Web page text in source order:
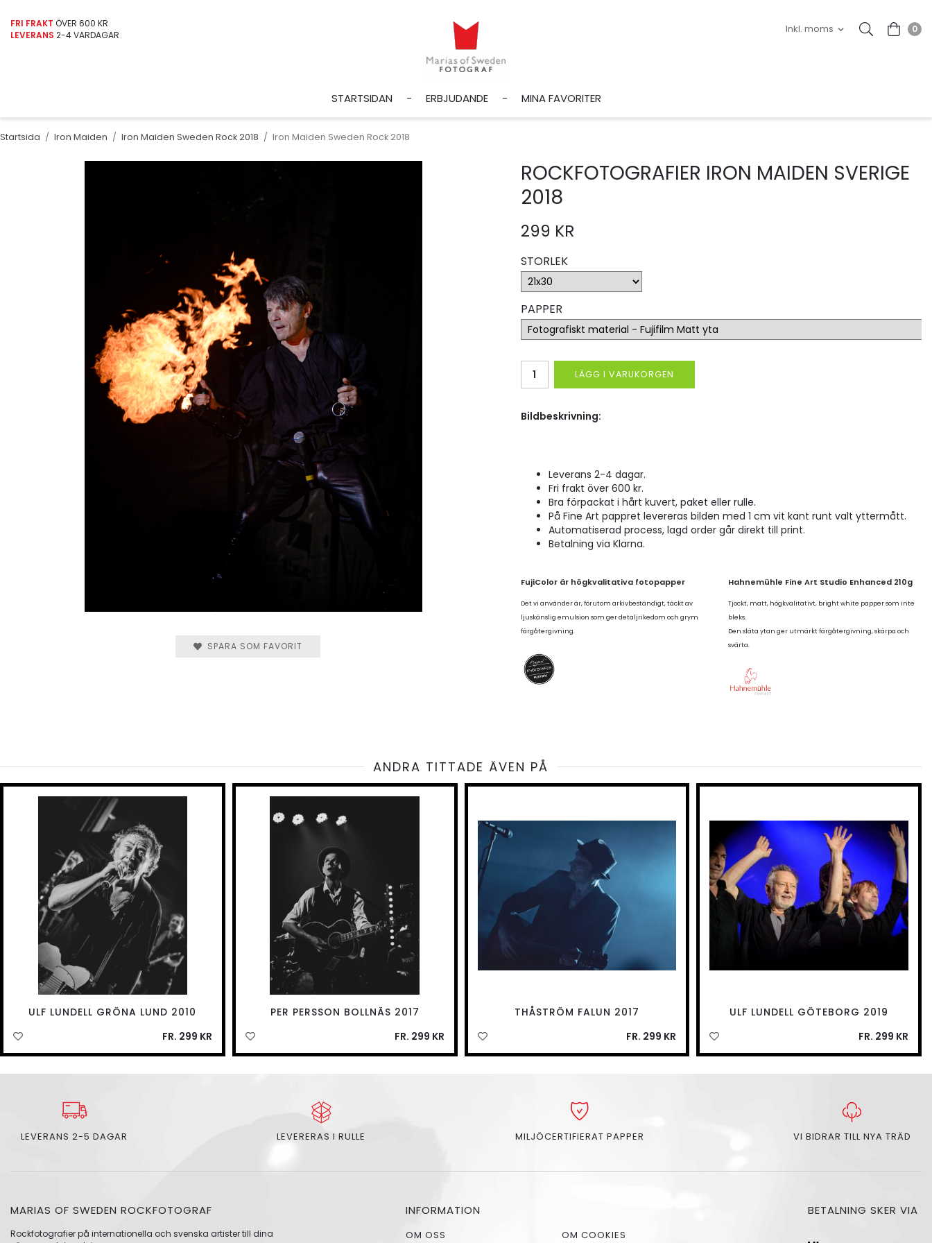
FRI FRAKT ÖVER 600 KR
LEVERANS 2-4 VARDAGAR
0
STARTSIDAN ERBJUDANDE MINA FAVORITER
Startsida / Iron Maiden / Iron Maiden Sweden Rock 2018 / Iron Maiden Sweden Rock 2018
ROCKFOTOGRAFIER IRON MAIDEN SVERIGE
2018
299 KR
STORLEK
PAPPER
LÄGG I VARUKORGEN
Bildbeskrivning:
Leverans 2-4 dagar.
Fri frakt över 600 kr.
Bra förpackat i hårt kuvert, paket eller rulle.
På Fine Art pappret levereras bilden med 1 cm vit kant runt valt yttermått.
Automatiserad process, lagd order går direkt till print.
Betalning via Klarna.
FujiColor är högkvalitativa fotopapper
Det vi använder är, förutom arkivbeständigt, täckt av
ljuskänslig emulsion som ger detaljrikedom och grym
färgåtergivning.
Hahnemühle Fine Art Studio Enhanced 210g
Tjockt, matt, högkvalitativt, bright white papper som inte
bleks.
Den släta ytan ger utmärkt färgåtergivning, skärpa och
svärta.
SPARA SOM FAVORIT
ANDRA TITTADE ÄVEN PÅ
ULF LUNDELL GRÖNA LUND 2010
FR. 299 KR
PER PERSSON BOLLNÄS 2017
FR. 299 KR
THÅSTRÖM FALUN 2017
FR. 299 KR
ULF LUNDELL GÖTEBORG 2019
FR. 299 KR
LEVERANS 2-5 DAGAR LEVERERAS I RULLE MILJÖCERTIFIERAT PAPPER VI BIDRAR TILL NYA TRÄD
MARIAS OF SWEDEN ROCKFOTOGRAF
Rockfotografier på internationella och svenska artister till dina
INFORMATION
OM OSS OM COOKIES
BETALNING SKER VIA